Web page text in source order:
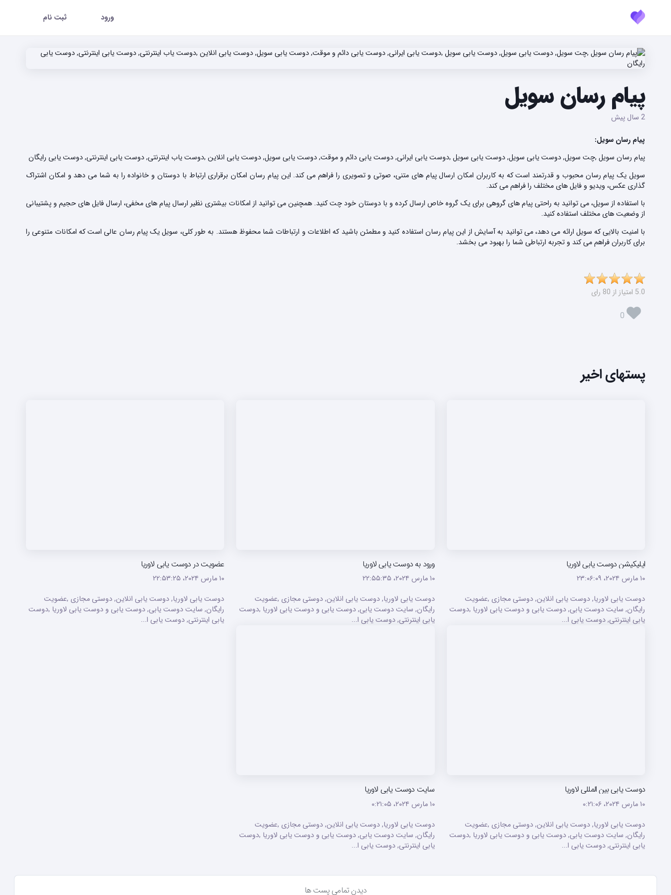
ورود ثبت نام
پیام رسان سویل
2 سال پیش
پیام رسان سویل:
پیام رسان سویل ,چت سویل, دوست یابی سویل, دوست یابی سویل ,دوست یابی ایرانی, دوست یابی دائم و موقت, دوست یابی سویل, دوست یابی انلاین ,دوست یاب اینترنتی, دوست یابی اینترنتی, دوست یابی رایگان
سویل یک پیام رسان محبوب و قدرتمند است که به کاربران امکان ارسال پیام های متنی، صوتی و تصویری را فراهم می کند. این پیام رسان امکان برقراری ارتباط با دوستان و خانواده را به شما می دهد و امکان اشتراک
گذاری عکس، ویدیو و فایل های مختلف را فراهم می کند.
با استفاده از سویل، می توانید به راحتی پیام های گروهی برای یک گروه خاص ارسال کرده و با دوستان خود چت کنید. همچنین می توانید از امکانات بیشتری نظیر ارسال پیام های مخفی، ارسال فایل های حجیم و پشتیبانی
از وضعیت های مختلف استفاده کنید.
با امنیت بالایی که سویل ارائه می دهد، می توانید به آسایش از این پیام رسان استفاده کنید و مطمئن باشید که اطلاعات و ارتباطات شما محفوظ هستند. به طور کلی، سویل یک پیام رسان عالی است که امکانات متنوعی را
برای کاربران فراهم می کند و تجربه ارتباطی شما را بهبود می بخشد.
5.0 امتیاز از 80 رای
0
پستهای اخیر
اپلیکیشن دوست یابی لاوریا
۱۰ مارس ۲۰۲۴،‏ ۲۳:۰۶:۰۹
دوست یابی لاوریا, دوست یابی انلاین, دوستی مجازی ,عضویت
رایگان, سایت دوست یابی, دوست یابی و دوست یابی لاوریا ,دوست
یابی اینترنتی, دوست یابی ا...
ورود به دوست یابی لاوریا
۱۰ مارس ۲۰۲۴،‏ ۲۲:۵۵:۳۵
دوست یابی لاوریا, دوست یابی انلاین, دوستی مجازی ,عضویت
رایگان, سایت دوست یابی, دوست یابی و دوست یابی لاوریا ,دوست
یابی اینترنتی, دوست یابی ا...
عضویت در دوست یابی لاوریا
۱۰ مارس ۲۰۲۴،‏ ۲۲:۵۳:۲۵
دوست یابی لاوریا, دوست یابی انلاین, دوستی مجازی ,عضویت
رایگان, سایت دوست یابی, دوست یابی و دوست یابی لاوریا ,دوست
یابی اینترنتی, دوست یابی ا...
دوست یابی بین المللی لاوریا
۱۰ مارس ۲۰۲۴،‏ ۰:۲۱:۰۶
دوست یابی لاوریا, دوست یابی انلاین, دوستی مجازی ,عضویت
رایگان, سایت دوست یابی, دوست یابی و دوست یابی لاوریا ,دوست
یابی اینترنتی, دوست یابی ا...
سایت دوست یابی لاوریا
۱۰ مارس ۲۰۲۴،‏ ۰:۲۱:۰۵
دوست یابی لاوریا, دوست یابی انلاین, دوستی مجازی ,عضویت
رایگان, سایت دوست یابی, دوست یابی و دوست یابی لاوریا ,دوست
یابی اینترنتی, دوست یابی ا...
دیدن تمامی پست ها